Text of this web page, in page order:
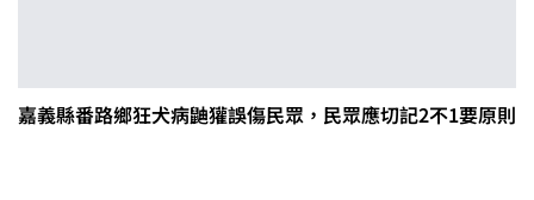
嘉義縣番路鄉狂犬病鼬獾誤傷民眾，民眾應切記2不1要原則